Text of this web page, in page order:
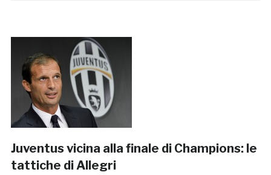
Juventus vicina alla finale di Champions: le
tattiche di Allegri